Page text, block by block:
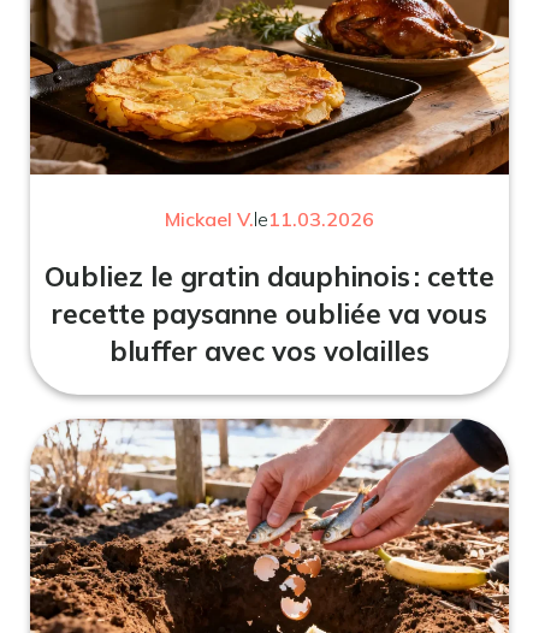
Mickael V.le11.03.2026
Oubliez le gratin dauphinois : cette
recette paysanne oubliée va vous
bluffer avec vos volailles